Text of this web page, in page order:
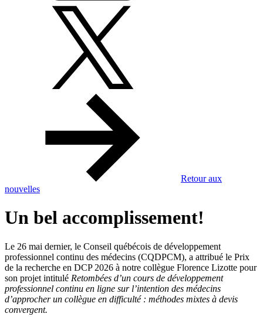
Retour aux
nouvelles
Un bel accomplissement!
Le 26 mai dernier, le Conseil québécois de développement
professionnel continu des médecins (CQDPCM), a attribué le Prix
de la recherche en DCP 2026 à notre collègue Florence Lizotte pour
son projet intitulé Retombées d’un cours de développement
professionnel continu en ligne sur l’intention des médecins
d’approcher un collègue en difficulté : méthodes mixtes à devis
convergent.